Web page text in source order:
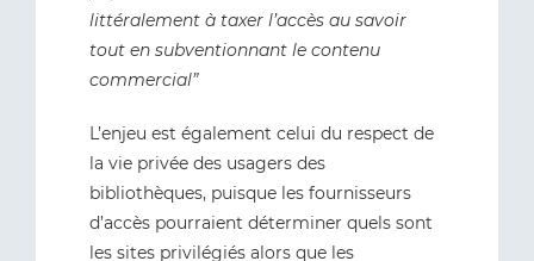
littéralement à taxer l’accès au savoir
tout en subventionnant le contenu
commercial”
L’enjeu est également celui du respect de
la vie privée des usagers des
bibliothèques, puisque les fournisseurs
d’accès pourraient déterminer quels sont
les sites privilégiés alors que les